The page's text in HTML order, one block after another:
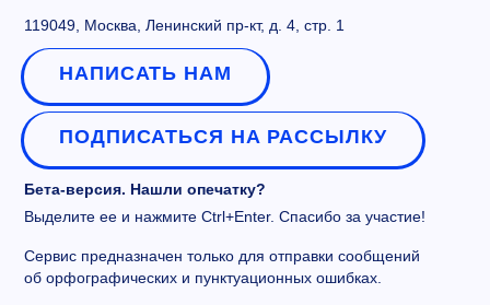
119049, Москва, Ленинский пр-кт, д. 4, стр. 1
НАПИСАТЬ НАМ
ПОДПИСАТЬСЯ НА РАССЫЛКУ
Бета-версия. Нашли опечатку?
Выделите ее и нажмите Ctrl+Enter. Спасибо за участие!
Сервис предназначен только для отправки сообщений
об орфографических и пунктуационных ошибках.